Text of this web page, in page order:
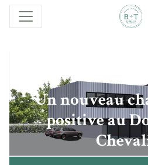
Un nouveau
positive au